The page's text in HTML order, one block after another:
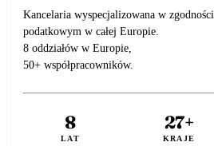
Kancelaria wyspecjalizowana w
podatkowym w całej Europie.
8 oddziałów w Europie,
50+ współpracowników.
8
LAT
27+
KRAJE